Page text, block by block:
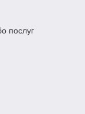
послуг